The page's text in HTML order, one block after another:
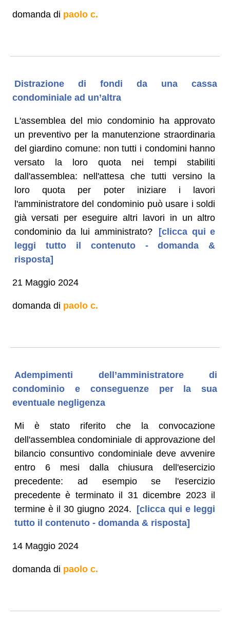
domanda di paolo c.
Distrazione di fondi da una cassa
condominiale ad un’altra
L'assemblea del mio condominio ha approvato
un preventivo per la manutenzione straordinaria
del giardino comune: non tutti i condomini hanno
versato la loro quota nei tempi stabiliti
dall'assemblea: nell'attesa che tutti versino la
loro quota per poter iniziare i lavori
l'amministratore del condominio può usare i soldi
già versati per eseguire altri lavori in un altro
condominio da lui amministrato?
[clicca qui e
leggi tutto il contenuto - domanda &
risposta]
21 Maggio 2024
domanda di paolo c.
Adempimenti dell’amministratore di
condominio e conseguenze per la sua
eventuale negligenza
Mi è stato riferito che la convocazione
dell'assemblea condominiale di approvazione del
bilancio consuntivo condominiale deve avvenire
entro 6 mesi dalla chiusura dell'esercizio
precedente: ad esempio se l'esercizio
precedente è terminato il 31 dicembre 2023 il
termine è il 30 giugno 2024. [clicca qui e leggi
tutto il contenuto - domanda & risposta]
14 Maggio 2024
domanda di paolo c.